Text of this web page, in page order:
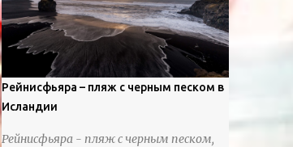
закрепления отдельных деталей,
используя ножи и инструменты для
текстурирования, чтобы точно
вылепить каждую деталь. источник
https://calvinnicholls.com/
Рейнисфьяра – пляж с черным песком в
Исландии
Рейнисфьяра - пляж с черным песком,